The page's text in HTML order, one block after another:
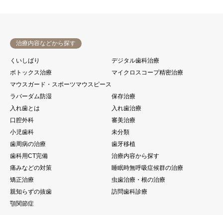
治療内容などから探す
くいしばり
デジタル歯科治療
ボトックス治療
マイクロスコープ精密治療
マウスガード・スポーツマウスピース
ラバーダム防湿
保存治療
入れ歯とは
入れ歯治療
口腔外科
審美治療
小児歯科
未分類
歯周病の治療
歯牙移植
歯科用CT完備
治療内容から探す
痛みなどの対策
睡眠時無呼吸症候群の治療
矯正治療
虫歯治療・根の治療
親知らずの抜歯
訪問歯科診療
顎関節症